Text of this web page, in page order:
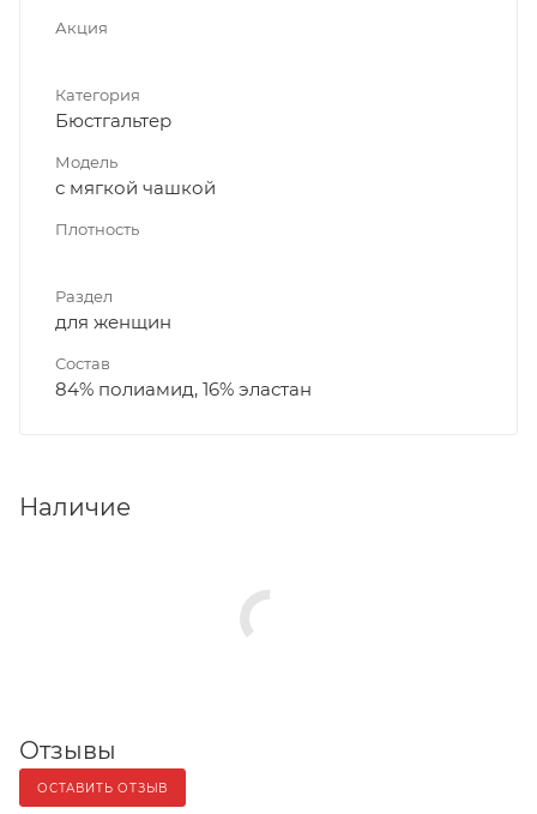
Акция
Категория
Бюстгальтер
Модель
с мягкой чашкой
Плотность
Раздел
для женщин
Состав
84% полиамид, 16% эластан
Наличие
Отзывы
ОСТАВИТЬ ОТЗЫВ